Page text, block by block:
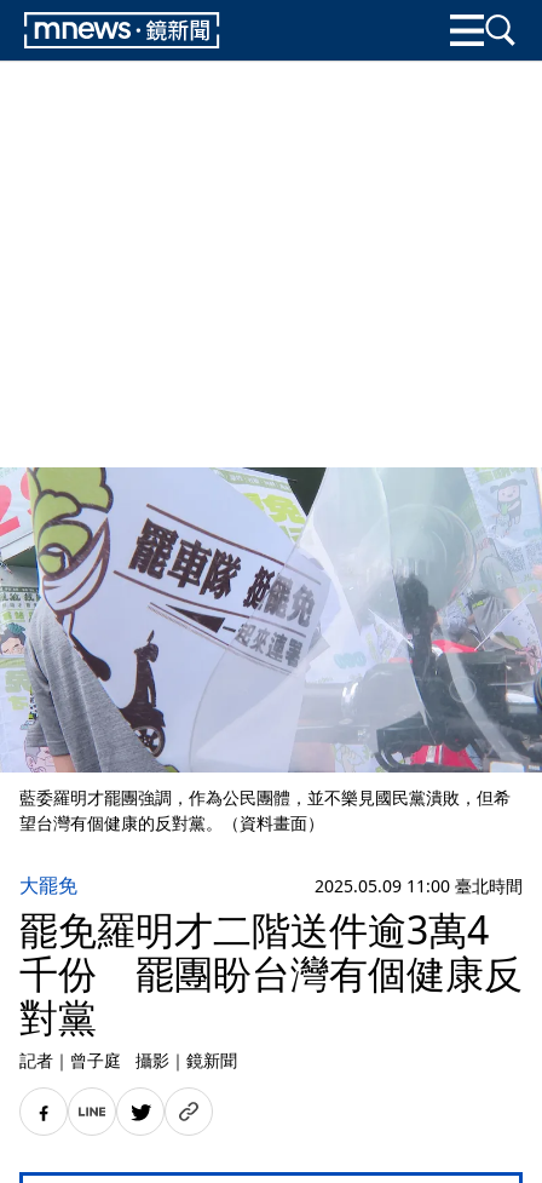
藍委羅明才罷團強調，作為公民團體，並不樂見國民黨潰敗，但希
望台灣有個健康的反對黨。（資料畫面）
大罷免 2025.05.09 11:00 臺北時間
罷免羅明才二階送件逾3萬4
千份 罷團盼台灣有個健康反
對黨
記者 ｜ 曾子庭 攝影 ｜ 鏡新聞